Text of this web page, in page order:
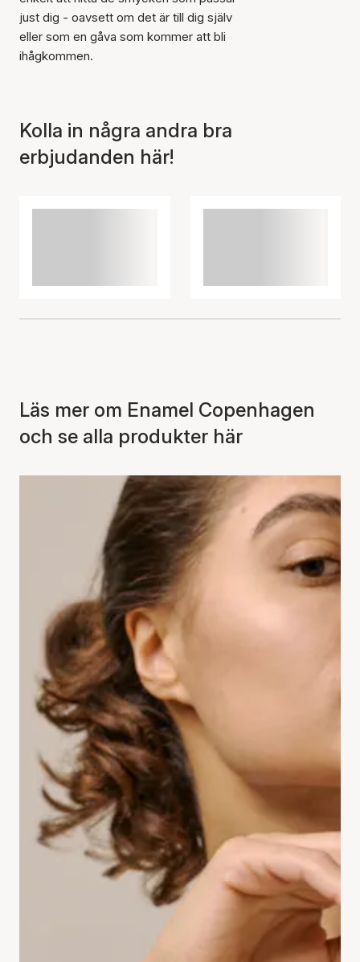
just dig - oavsett om det är till dig själv
eller som en gåva som kommer att bli
ihågkommen.
Kolla in några andra bra
erbjudanden här!
Läs mer om Enamel Copenhagen
och se alla produkter här